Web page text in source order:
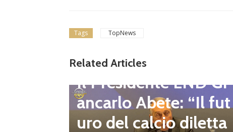
Tags TopNews
Related Articles
Dilettanti Regionali
Il Presidente LND Gi
ancarlo Abete: “Il fut
uro del calcio diletta